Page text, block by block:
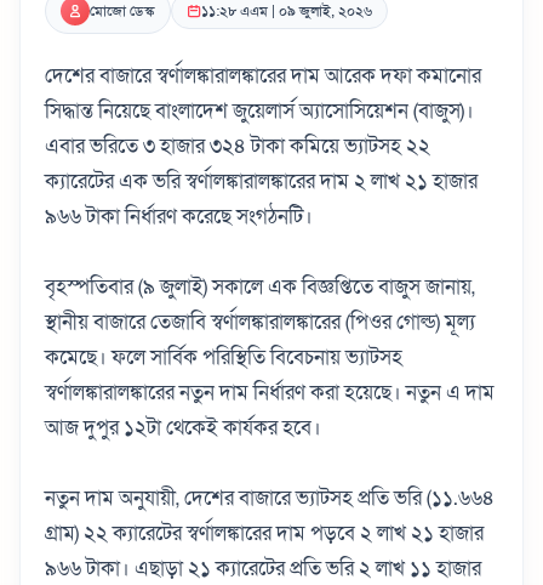
মোজো ডেস্ক ১১:২৮ এএম | ০৯ জুলাই, ২০২৬
দেশের বাজারে স্বর্ণালঙ্কারালঙ্কারের দাম আরেক দফা কমানোর
সিদ্ধান্ত নিয়েছে বাংলাদেশ জুয়েলার্স অ্যাসোসিয়েশন (বাজুস)।
এবার ভরিতে ৩ হাজার ৩২৪ টাকা কমিয়ে ভ্যাটসহ ২২
ক্যারেটের এক ভরি স্বর্ণালঙ্কারালঙ্কারের দাম ২ লাখ ২১ হাজার
৯৬৬ টাকা নির্ধারণ করেছে সংগঠনটি।
বৃহস্পতিবার (৯ জুলাই) সকালে এক বিজ্ঞপ্তিতে বাজুস জানায়,
স্থানীয় বাজারে তেজাবি স্বর্ণালঙ্কারালঙ্কারের (পিওর গোল্ড) মূল্য
কমেছে। ফলে সার্বিক পরিস্থিতি বিবেচনায় ভ্যাটসহ
স্বর্ণালঙ্কারালঙ্কারের নতুন দাম নির্ধারণ করা হয়েছে। নতুন এ দাম
আজ দুপুর ১২টা থেকেই কার্যকর হবে।
নতুন দাম অনুযায়ী, দেশের বাজারে ভ্যাটসহ প্রতি ভরি (১১.৬৬৪
গ্রাম) ২২ ক্যারেটের স্বর্ণালঙ্কারের দাম পড়বে ২ লাখ ২১ হাজার
৯৬৬ টাকা। এছাড়া ২১ ক্যারেটের প্রতি ভরি ২ লাখ ১১ হাজার